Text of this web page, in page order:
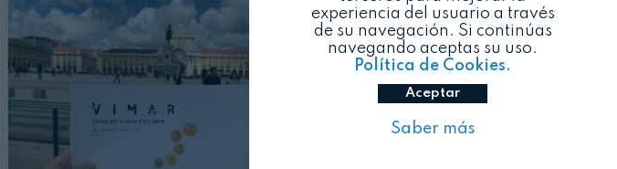
experiencia del usuario a través
de su navegación. Si continúas
navegando aceptas su uso.
Política de Cookies.
Aceptar
Saber más